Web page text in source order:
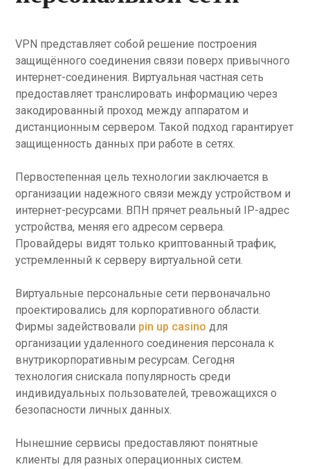
VPN представляет собой решение построения
защищённого соединения связи поверх привычного
интернет-соединения. Виртуальная частная сеть
предоставляет транслировать информацию через
закодированный проход между аппаратом и
дистанционным сервером. Такой подход гарантирует
защищенность данных при работе в сетях.
Первостепенная цель технологии заключается в
организации надежного связи между устройством и
интернет-ресурсами. ВПН прячет реальный IP-адрес
устройства, меняя его адресом сервера.
Провайдеры видят только криптованный трафик,
устремленный к серверу виртуальной сети.
Виртуальные персональные сети первоначально
проектировались для корпоративного области.
Фирмы задействовали pin up casino для
организации удаленного соединения персонала к
внутрикорпоративным ресурсам. Сегодня
технология снискала популярность среди
индивидуальных пользователей, тревожащихся о
безопасности личных данных.
Нынешние сервисы предоставляют понятные
клиенты для разных операционных систем.